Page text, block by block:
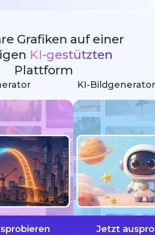
Grafiken auf einer
KI-gestützten
Plattform
KI-Bildgenerator
Jetzt
schneller